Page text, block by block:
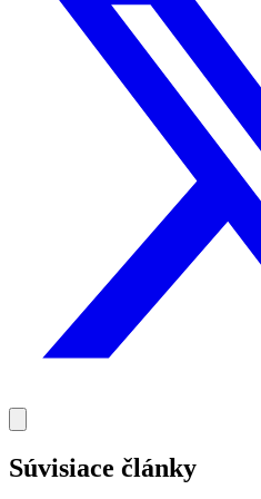
Súvisiace články